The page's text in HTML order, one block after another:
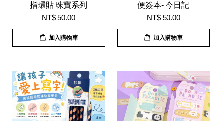
指環貼 珠寶系列
NT$ 50.00
加入購物車
便簽本- 今日記
NT$ 50.00
加入購物車